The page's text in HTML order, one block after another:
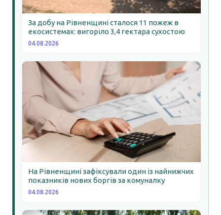
За добу на Рівненщині сталося 11 пожеж в
екосистемах: вигоріло 3,4 гектара сухостою
04.08.2026
На Рівненщині зафіксували один із найнижчих
показників нових боргів за комуналку
04.08.2026